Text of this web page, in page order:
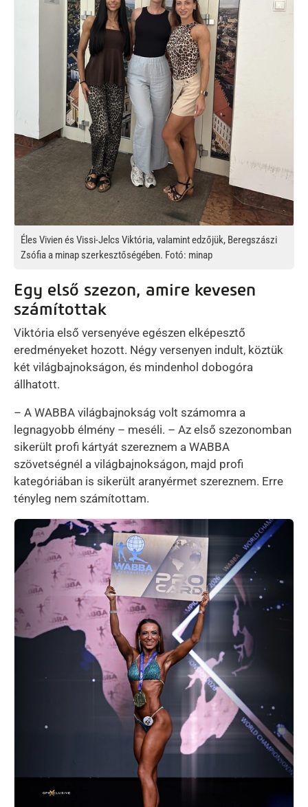
Éles Vivien és Vissi-Jelcs Viktória, valamint edzőjük, Beregszászi
Zsófia a minap szerkesztőségében. Fotó: minap
Egy első szezon, amire kevesen
számítottak
Viktória első versenyéve egészen elképesztő
eredményeket hozott. Négy versenyen indult, köztük
két világbajnokságon, és mindenhol dobogóra
állhatott.
– A WABBA világbajnokság volt számomra a
legnagyobb élmény – meséli. – Az első szezonomban
sikerült profi kártyát szereznem a WABBA
szövetségnél a világbajnokságon, majd profi
kategóriában is sikerült aranyérmet szereznem. Erre
tényleg nem számítottam.
Kép